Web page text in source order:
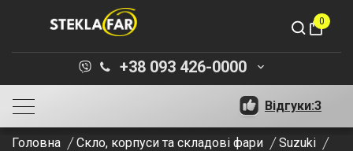
shopping_bag
0
+38 093 426-0000 keyboard_arrow_down
Відгуки:3
Головна Скло, корпуси та складові фари
Suzuki